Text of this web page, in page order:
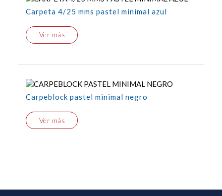
Carpeta 4/25 mms pastel minimal azul
Ver más
Carpeblock pastel minimal negro
Ver más